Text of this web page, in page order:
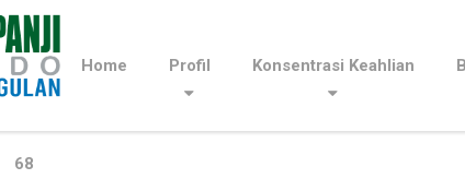
Home Profil Konsentrasi Keahlian
68